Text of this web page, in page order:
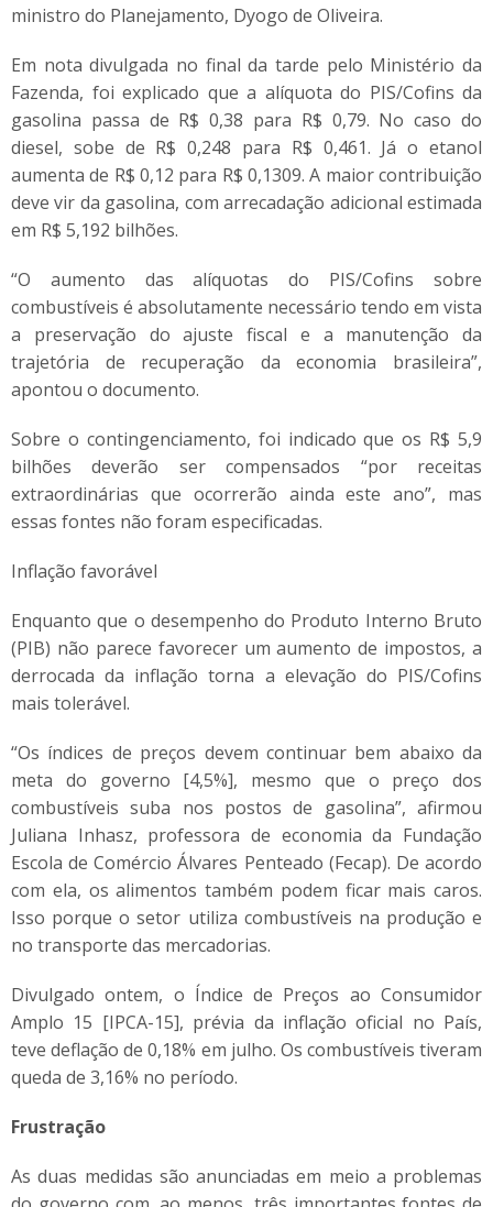
ministro do Planejamento, Dyogo de Oliveira.
Em nota divulgada no final da tarde pelo Ministério da
Fazenda, foi explicado que a alíquota do PIS/Cofins da
gasolina passa de R$ 0,38 para R$ 0,79. No caso do
diesel, sobe de R$ 0,248 para R$ 0,461. Já o etanol
aumenta de R$ 0,12 para R$ 0,1309. A maior contribuição
deve vir da gasolina, com arrecadação adicional estimada
em R$ 5,192 bilhões.
“O aumento das alíquotas do PIS/Cofins sobre
combustíveis é absolutamente necessário tendo em vista
a preservação do ajuste fiscal e a manutenção da
trajetória de recuperação da economia brasileira”,
apontou o documento.
Sobre o contingenciamento, foi indicado que os R$ 5,9
bilhões deverão ser compensados “por receitas
extraordinárias que ocorrerão ainda este ano”, mas
essas fontes não foram especificadas.
Inflação favorável
Enquanto que o desempenho do Produto Interno Bruto
(PIB) não parece favorecer um aumento de impostos, a
derrocada da inflação torna a elevação do PIS/Cofins
mais tolerável.
“Os índices de preços devem continuar bem abaixo da
meta do governo [4,5%], mesmo que o preço dos
combustíveis suba nos postos de gasolina”, afirmou
Juliana Inhasz, professora de economia da Fundação
Escola de Comércio Álvares Penteado (Fecap). De acordo
com ela, os alimentos também podem ficar mais caros.
Isso porque o setor utiliza combustíveis na produção e
no transporte das mercadorias.
Divulgado ontem, o Índice de Preços ao Consumidor
Amplo 15 [IPCA-15], prévia da inflação oficial no País,
teve deflação de 0,18% em julho. Os combustíveis tiveram
queda de 3,16% no período.
Frustração
As duas medidas são anunciadas em meio a problemas